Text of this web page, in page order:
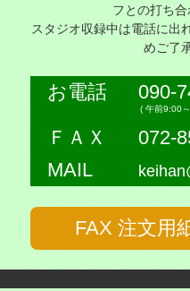
フとの打ち合
スタジオ収録中は電話に出
めご了
お電話 090-
( 午前9:00
ＦＡＸ
072-
MAIL
FAX 注文用